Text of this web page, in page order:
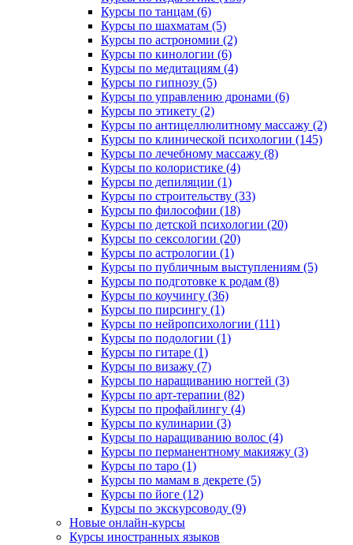
Курсы по танцам (6)
Курсы по шахматам (5)
Курсы по астрономии (2)
Курсы по кинологии (6)
Курсы по медитациям (4)
Курсы по гипнозу (5)
Курсы по управлению дронами (6)
Курсы по этикету (2)
Курсы по антицеллюлитному массажу (2)
Курсы по клинической психологии (145)
Курсы по лечебному массажу (8)
Курсы по колористике (4)
Курсы по депиляции (1)
Курсы по строительству (33)
Курсы по философии (18)
Курсы по детской психологии (20)
Курсы по сексологии (20)
Курсы по астрологии (1)
Курсы по публичным выступлениям (5)
Курсы по подготовке к родам (8)
Курсы по коучингу (36)
Курсы по пирсингу (1)
Курсы по нейропсихологии (111)
Курсы по подологии (1)
Курсы по гитаре (1)
Курсы по визажу (7)
Курсы по наращиванию ногтей (3)
Курсы по арт-терапии (82)
Курсы по профайлингу (4)
Курсы по кулинарии (3)
Курсы по наращиванию волос (4)
Курсы по перманентному макияжу (3)
Курсы по таро (1)
Курсы по мамам в декрете (5)
Курсы по йоге (12)
Курсы по экскурсоводу (9)
Новые онлайн‑курсы
Курсы иностранных языков